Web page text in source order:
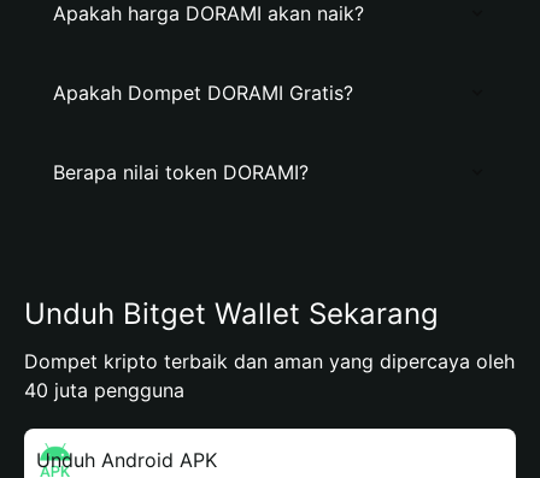
Apakah harga DORAMI akan naik?
Apakah Dompet DORAMI Gratis?
Berapa nilai token DORAMI?
Unduh Bitget Wallet Sekarang
Dompet kripto terbaik dan aman yang dipercaya oleh
40 juta pengguna
Unduh Android APK